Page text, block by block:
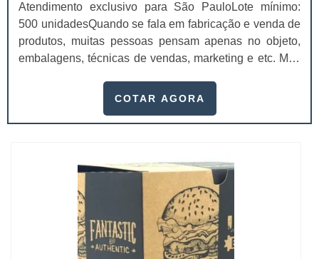
Atendimento exclusivo para São PauloLote mínimo:
500 unidadesQuando se fala em fabricação e venda de
produtos, muitas pessoas pensam apenas no objeto,
embalagens, técnicas de vendas, marketing e etc. Mas
e logística adequada, esses esforços podem não valer
um papel de destaque muito abrangente, pois este item,
COTAR AGORA